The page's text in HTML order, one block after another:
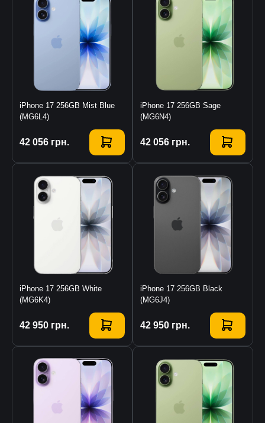
iPhone 17 256GB Mist Blue
(MG6L4)
42 056 грн.
Купити
iPhone 17 256GB Sage
(MG6N4)
42 056 грн.
Купити
iPhone 17 256GB White
(MG6K4)
42 950 грн.
Купити
iPhone 17 256GB Black
(MG6J4)
42 950 грн.
Купити